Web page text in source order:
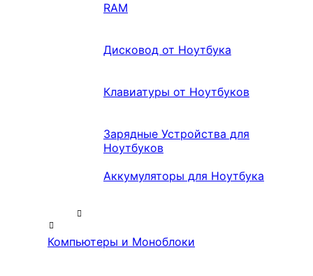
RAM
Дисковод от Ноутбука
Клавиатуры от Ноутбуков
Зарядные Устройства для
Ноутбуков
Аккумуляторы для Ноутбука
Компьютеры и Моноблоки